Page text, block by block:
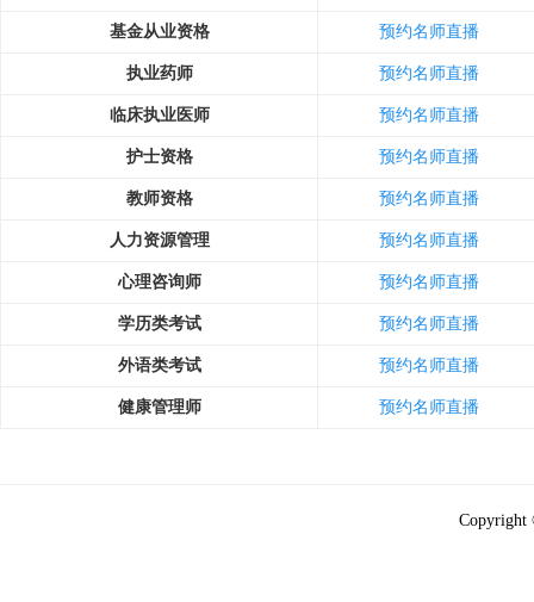
基金从业资格 预约名师直播
执业药师 预约名师直播
临床执业医师 预约名师直播
护士资格 预约名师直播
教师资格 预约名师直播
人力资源管理 预约名师直播
心理咨询师 预约名师直播
学历类考试 预约名师直播
外语类考试 预约名师直播
健康管理师 预约名师直播
Copyright